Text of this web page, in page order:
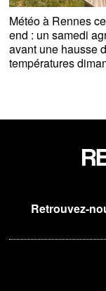
Météo à Rennes
end : un samedi
avant une hausse
températures
Retrouvez-